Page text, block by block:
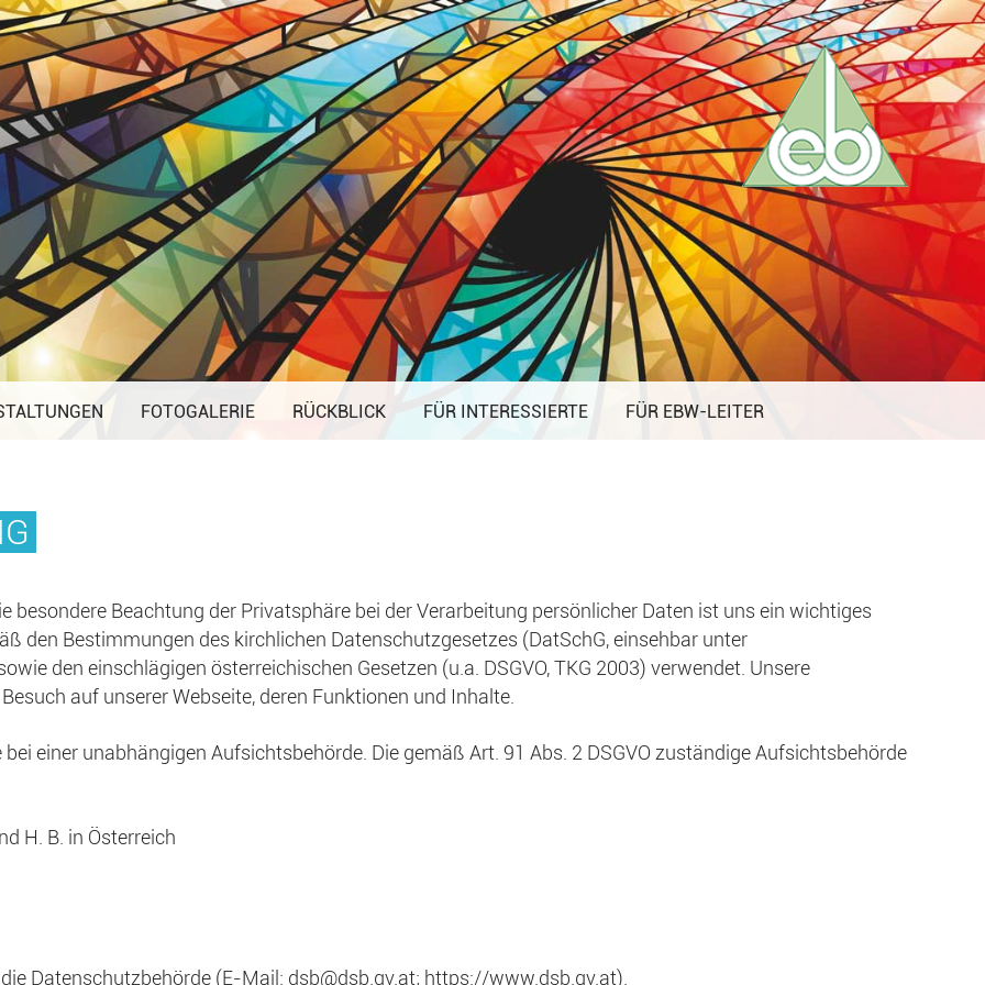
überspringen
FOTOGALERIE RÜCKBLICK FÜR INTERESSIERTE FÜR EBW-LEITER
besondere Beachtung der Privatsphäre bei der Verarbeitung persönlicher Daten ist uns ein wichtiges
den Bestimmungen des kirchlichen Datenschutzgesetzes (DatSchG, einsehbar unter
den einschlägigen österreichischen Gesetzen (u.a. DSGVO, TKG 2003) verwendet. Unsere
auf unserer Webseite, deren Funktionen und Inhalte.
einer unabhängigen Aufsichtsbehörde. Die gemäß Art. 91 Abs. 2 DSGVO zuständige Aufsichtsbehörde
H. B. in Österreich
Datenschutzbehörde (E-Mail: dsb@dsb.gv.at; https://www.dsb.gv.at).